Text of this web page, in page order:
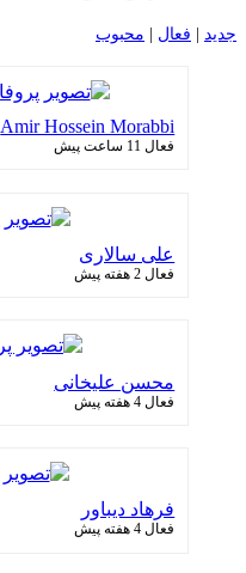
جدید | فعال | محبوب
Amir Hossein Morabbi
فعال 11 ساعت پیش
علی سالاری
فعال 2 هفته پیش
محسن علیخانی
فعال 4 هفته پیش
فرهاد دیباور
فعال 4 هفته پیش